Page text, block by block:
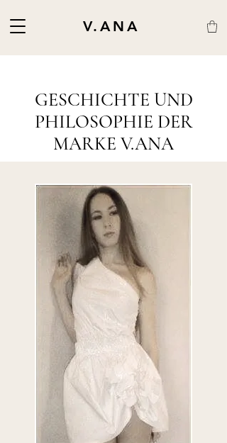
V.ANA
GESCHICHTE UND
PHILOSOPHIE DER
MARKE V.ANA